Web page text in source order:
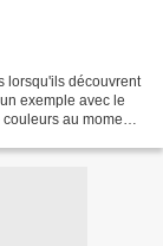
lorsqu'ils découvrent
exemple avec le
au moment